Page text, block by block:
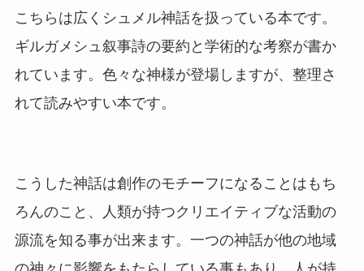
こちらは広くシュメル神話を扱っている本です。
ギルガメシュ叙事詩の要約と学術的な考察が書か
れています。色々な神様が登場しますが、整理さ
れて読みやすい本です。
こうした神話は創作のモチーフになることはもち
ろんのこと、人類が持つクリエイティブな活動の
源流を知る事が出来ます。一つの神話が他の地域